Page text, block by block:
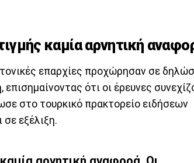
καμία αρνητική
επαρχίες προχώρησαν σε
ότι οι έρευνες
στο τουρκικό πρακτορείο ειδήσεων
σε εξέλιξη.